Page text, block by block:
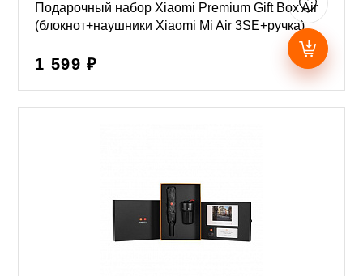
Подарочный набор Xiaomi Premium Gift Box Air
(блокнот+наушники Xiaomi Mi Air 3SE+ручка)
1 599 ₽